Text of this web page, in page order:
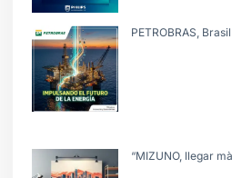
PETROBRAS,
“MIZUNO, llegar